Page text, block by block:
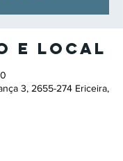
e local
3, 2655-274 Ericeira,